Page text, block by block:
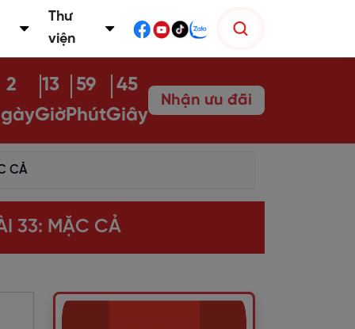
Thư
viện
2
13
Giờ
59
Phút
44
Giây
Nhận ưu đãi
CẢ
33: MẶC CẢ